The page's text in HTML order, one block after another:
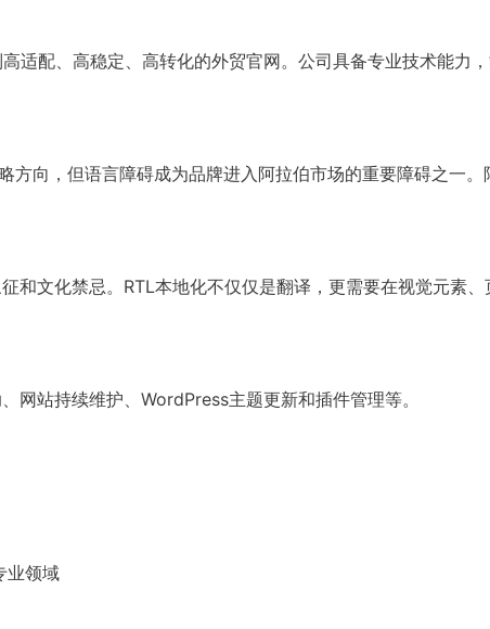
适配、高稳定、高转化的外贸官网。公司具备专业技术能力
方向，但语言障碍成为品牌进入阿拉伯市场的重要障碍之一
和文化禁忌。RTL本地化不仅仅是翻译，更需要在视觉元素
网站持续维护、WordPress主题更新和插件管理等。
业领域